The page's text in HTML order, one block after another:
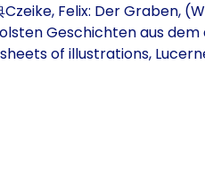
Czeike, Felix: Der Graben,
Geschichten aus dem
of illustrations,